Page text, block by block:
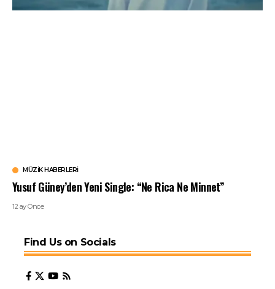
MÜZIK HABERLERI
Yusuf Güney’den Yeni Single: “Ne Rica Ne Minnet”
12 ay Önce
Find Us on Socials